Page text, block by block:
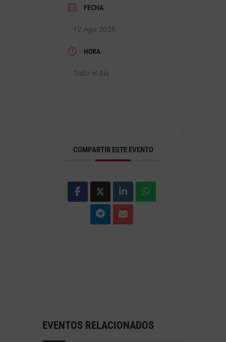
FECHA
12 Ago 2026
HORA
Todo el día
COMPARTIR ESTE EVENTO
EVENTOS RELACIONADOS